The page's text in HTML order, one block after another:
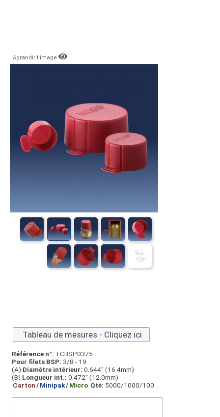
Agrandir l'image
Tableau de mesures - Cliquez ici
Référence n°: TCBSP0375
Pour filets BSP: 3/8 - 19
(A) Diamètre intérieur: 0.644” (16.4mm)
(B) Longueur int.: 0.472” (12.0mm)
Carton/Minipak/Micro Qté: 5000/1000/100